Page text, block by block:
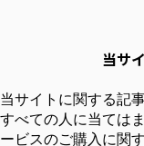
当サ
当サイトに関する記
すべての人に当ては
ービスのご購入に関